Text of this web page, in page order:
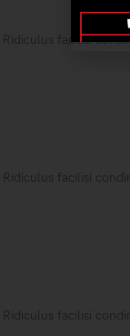
Ridiculus facilisi
Ridiculus facilisi
Ridiculus facilisi